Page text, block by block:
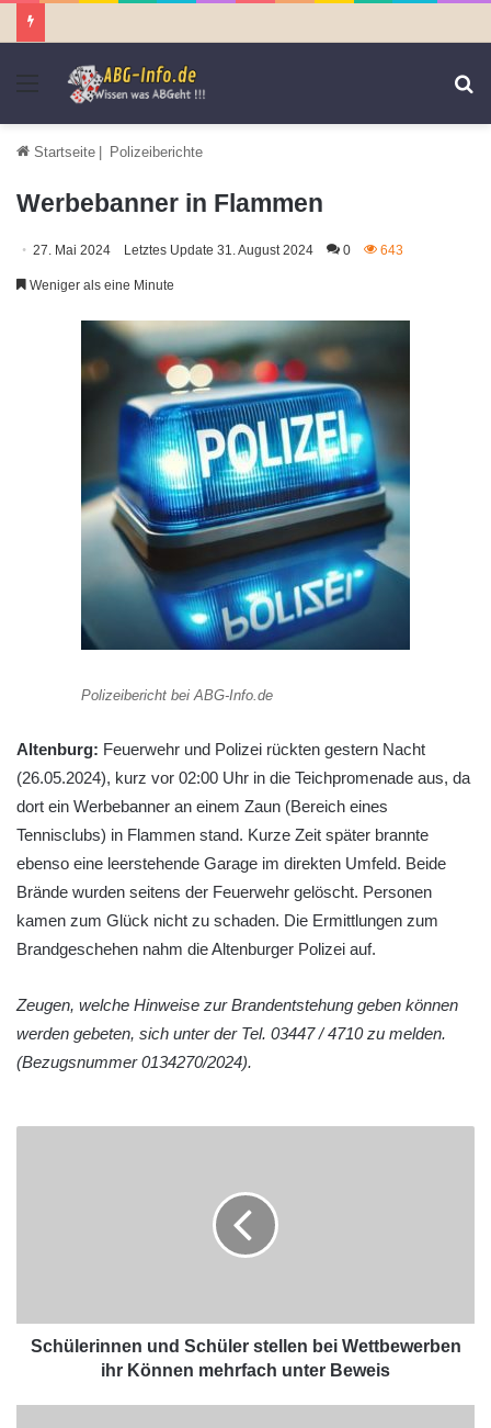
Menü
Startseite | Polizeiberichte
Werbebanner in Flammen
27. Mai 2024 Letztes Update 31. August 2024 0 643
Weniger als eine Minute
Polizeibericht bei ABG-Info.de
Altenburg: Feuerwehr und Polizei rückten gestern Nacht
(26.05.2024), kurz vor 02:00 Uhr in die Teichpromenade aus, da
dort ein Werbebanner an einem Zaun (Bereich eines
Tennisclubs) in Flammen stand. Kurze Zeit später brannte
ebenso eine leerstehende Garage im direkten Umfeld. Beide
Brände wurden seitens der Feuerwehr gelöscht. Personen
kamen zum Glück nicht zu schaden. Die Ermittlungen zum
Brandgeschehen nahm die Altenburger Polizei auf.
Zeugen, welche Hinweise zur Brandentstehung geben können
werden gebeten, sich unter der Tel. 03447 / 4710 zu melden.
(Bezugsnummer 0134270/2024).
Schülerinnen und Schüler stellen bei Wettbewerben
ihr Können mehrfach unter Beweis